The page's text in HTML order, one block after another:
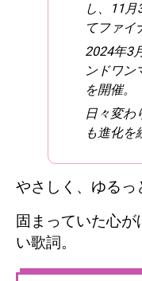
し、11
てファイ
2024年3
ンドワン
を開催。
日々変わ
も進化を
やさしく、ゆるっ
固まっていた心
い歌詞。